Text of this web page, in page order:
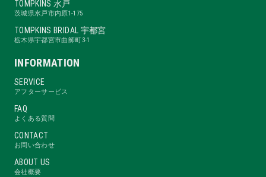
TOMPKINS 水戸
茨城県水戸市内原1-175
TOMPKINS BRIDAL 宇都宮
栃木県宇都宮市曲師町3-1
INFORMATION
SERVICE
アフターサービス
FAQ
よくある質問
CONTACT
お問い合わせ
ABOUT US
会社概要